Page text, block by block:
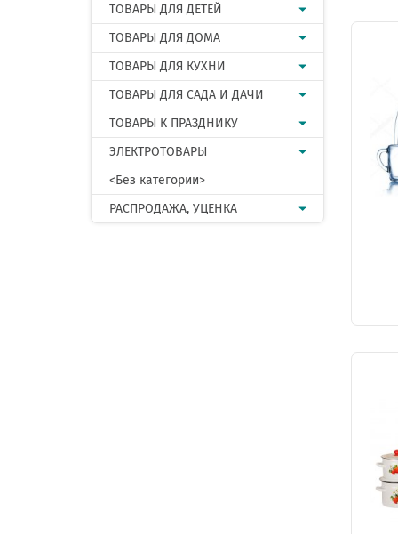
ТОВАРЫ ДЛЯ ДЕТЕЙ
ТОВАРЫ ДЛЯ ДОМА
ТОВАРЫ ДЛЯ КУХНИ
ТОВАРЫ ДЛЯ САДА И ДАЧИ
ТОВАРЫ К ПРАЗДНИКУ
ЭЛЕКТРОТОВАРЫ
<Без категории>
РАСПРОДАЖА, УЦЕНКА